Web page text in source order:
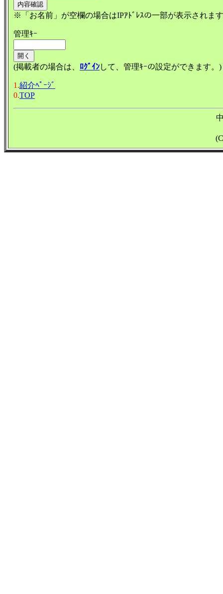
※「お名前」が空欄の場合はIPｱﾄﾞﾚｽの一部が表示されま
管理ｷｰ
(掲載者の場合は、 ﾛｸﾞｲﾝして、管理ｷｰの設定ができます。)
1.紹介ﾍﾟｰｼﾞ
0.TOP